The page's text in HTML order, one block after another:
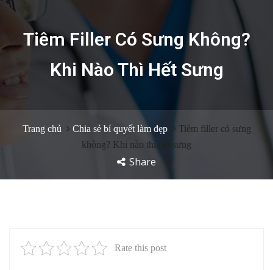
Tiêm Filler Có Sưng Không?
Khi Nào Thì Hết Sưng
Trang chủ Chia sẻ bí quyết làm đẹp
Tiêm filler có sưng
không? Khi nào thì hết sưng
Share
Rate this post